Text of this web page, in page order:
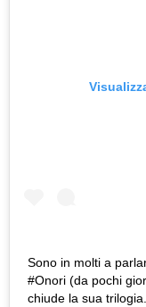
Sono in molti a
#Onori (da pochi
chiude la sua